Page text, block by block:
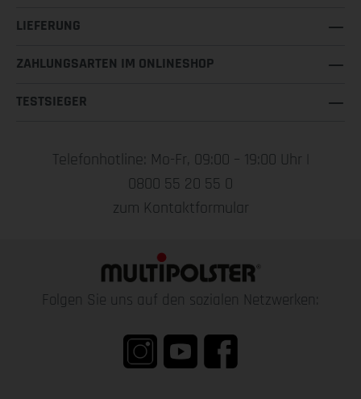
LIEFERUNG
ZAHLUNGSARTEN IM ONLINESHOP
TESTSIEGER
Telefonhotline: Mo-Fr, 09:00 – 19:00 Uhr |
0800 55 20 55 0
zum Kontaktformular
Folgen Sie uns auf den sozialen Netzwerken: